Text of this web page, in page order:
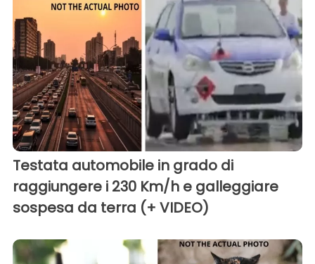
Testata automobile in grado di
raggiungere i 230 Km/h e galleggiare
sospesa da terra (+ VIDEO)